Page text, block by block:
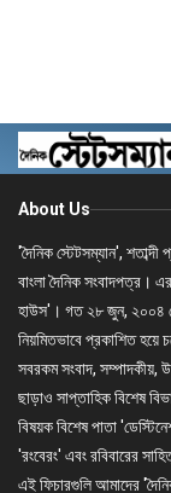
About Us
'দৈনিক স্টেটসম্যান',
বাংলা দৈনিক সংবাদপত্র।
হাউস'। গত ২৮ জুন, ২০০৪
নিয়মিতভাবে প্রকাশিত হয়ে
সবরকম সংবাদ, সম্পাদকীয়,
ছাড়াও সাপ্তাহিক বিশেষ
বিষয়ক বিশেষ পাতা
'রংবেরং' এবং রবিবারের
এই ফিচারগুলি আমাদের